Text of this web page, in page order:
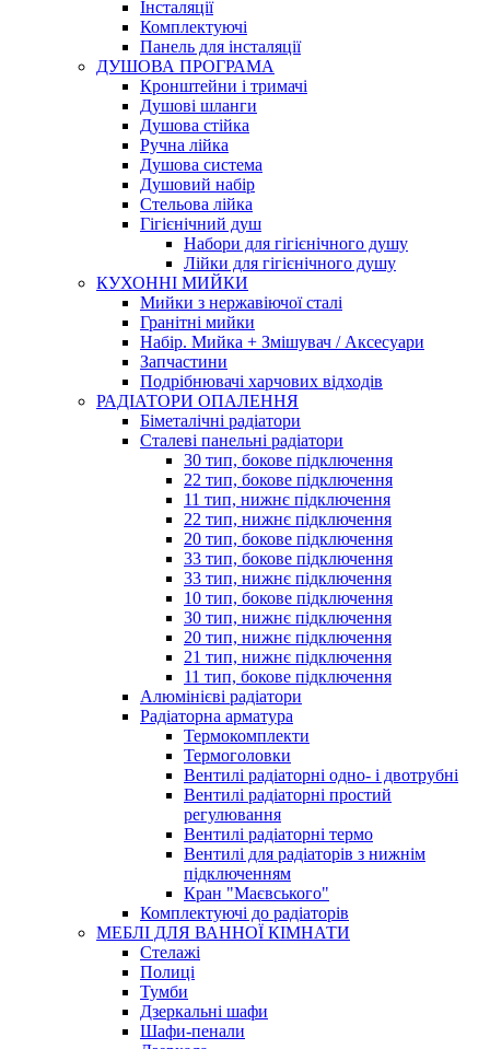
Інсталяції
Комплектуючі
Панель для інсталяції
ДУШОВА ПРОГРАМА
Кронштейни і тримачі
Душові шланги
Душова стійка
Ручна лійка
Душова система
Душовий набір
Стельова лійка
Гігієнічний душ
Набори для гігієнічного душу
Лійки для гігієнічного душу
КУХОННІ МИЙКИ
Мийки з нержавіючої сталі
Гранітні мийки
Набір. Мийка + Змішувач / Аксесуари
Запчастини
Подрібнювачі харчових відходів
РАДІАТОРИ ОПАЛЕННЯ
Біметалічні радіатори
Сталеві панельні радіатори
30 тип, бокове підключення
22 тип, бокове підключення
11 тип, нижнє підключення
22 тип, нижнє підключення
20 тип, бокове підключення
33 тип, бокове підключення
33 тип, нижнє підключення
10 тип, бокове підключення
30 тип, нижнє підключення
20 тип, нижнє підключення
21 тип, нижнє підключення
11 тип, бокове підключення
Алюмінієві радіатори
Радіаторна арматура
Термокомплекти
Термоголовки
Вентилі радіаторні одно- і двотрубні
Вентилі радіаторні простий
регулювання
Вентилі радіаторні термо
Вентилі для радіаторів з нижнім
підключенням
Кран "Маєвського"
Комплектуючі до радіаторів
МЕБЛІ ДЛЯ ВАННОЇ КІМНАТИ
Стелажі
Полиці
Тумби
Дзеркальні шафи
Шафи-пенали